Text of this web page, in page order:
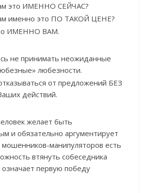
это ИМЕННО СЕЙЧАС?
именно это ПО ТАКОЙ ЦЕНЕ?
ИМЕННО ВАМ.
не принимать неожиданные
любезности.
от предложений БЕЗ
действий.
желает быть
и обязательно аргументирует
мошенников-манипуляторов есть
втянуть собеседника
означает первую победу